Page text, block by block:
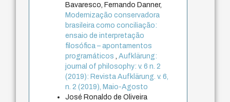
Bavaresco, Fernando Danner,
Modernização conservadora
brasileira como conciliação:
ensaio de interpretação
filosófica – apontamentos
programáticos
,Aufklärung:
journal of philosophy: v. 6 n. 2
(2019): Revista Aufklärung. v. 6,
n. 2 (2019), Maio-Agosto
José Ronaldo de Oliveira